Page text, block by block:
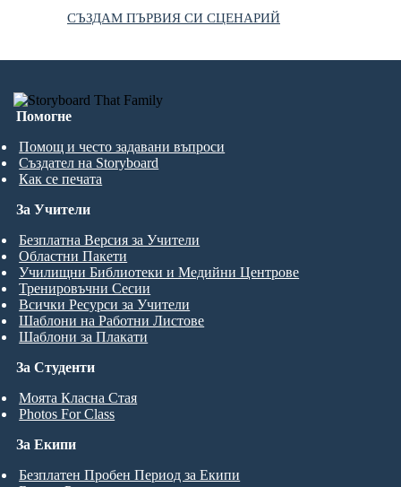
СЪЗДАМ ПЪРВИЯ СИ СЦЕНАРИЙ
Помогне
Помощ и често задавани въпроси
Създател на Storyboard
Как се печата
За Студенти
Моята Класна Стая
Photos For Class
За Учители
Безплатна Версия за Учители
Областни Пакети
Училищни Библиотеки и Медийни Центрове
Тренировъчни Сесии
Всички Ресурси за Учители
Шаблони на Работни Листове
Шаблони за Плакати
За Екипи
Безплатен Пробен Период за Екипи